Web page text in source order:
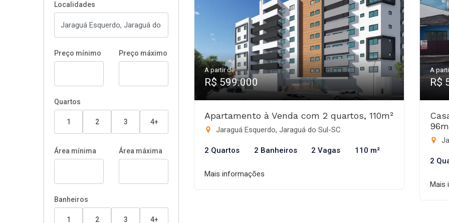
Localidades
Preço mínimo Preço máximo
Quartos
1 2 3 4+
Área mínima Área máxima
Banheiros
1 2 3 4+
A partir de:
R$ 599.000
Apartamento à Venda com 2 quartos, 110m²
Jaraguá Esquerdo, Jaraguá do Sul-SC
2 Quartos 2 Banheiros 2 Vagas 110 m²
Mais informações
A
R$
2
Mais